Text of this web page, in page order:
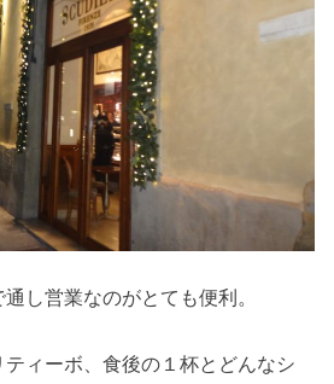
し営業なのがとても便利。
ィーボ、食後の１杯とどんなシ